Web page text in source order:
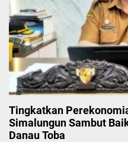
Tingkatkan
Simalungun Sambut
Danau Toba